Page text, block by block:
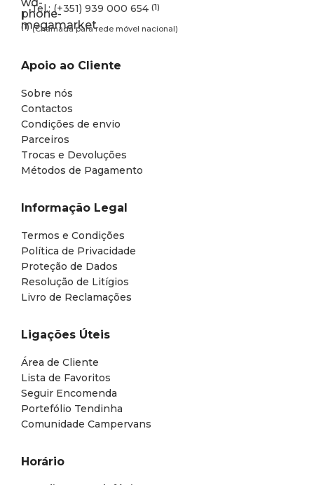
Tel.: (+351) 939 000 654 (1)
(1) (Chamada para rede móvel nacional)
Apoio ao Cliente
Sobre nós
Contactos
Condições de envio
Parceiros
Trocas e Devoluções
Métodos de Pagamento
Informação Legal
Termos e Condições
Política de Privacidade
Proteção de Dados
Resolução de Litígios
Livro de Reclamações
Ligações Úteis
Área de Cliente
Lista de Favoritos
Seguir Encomenda
Portefólio Tendinha
Comunidade Campervans
Horário